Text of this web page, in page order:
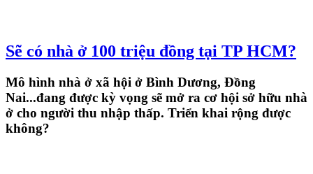
Sẽ có nhà ở 100 triệu đồng tại TP HCM?
Mô hình nhà ở xã hội ở Bình Dương, Đồng
Nai...đang được kỳ vọng sẽ mở ra cơ hội sở hữu nhà
ở cho người thu nhập thấp. Triển khai rộng được
không?